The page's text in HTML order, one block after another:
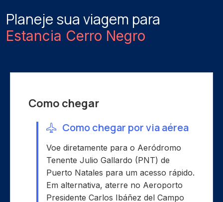
Planeje sua viagem para
Estancia Cerro Negro
Como chegar
Como chegar por via aérea
Voe diretamente para o Aeródromo
Tenente Julio Gallardo (PNT) de
Puerto Natales para um acesso rápido.
Em alternativa, aterre no Aeroporto
Presidente Carlos Ibáñez del Campo